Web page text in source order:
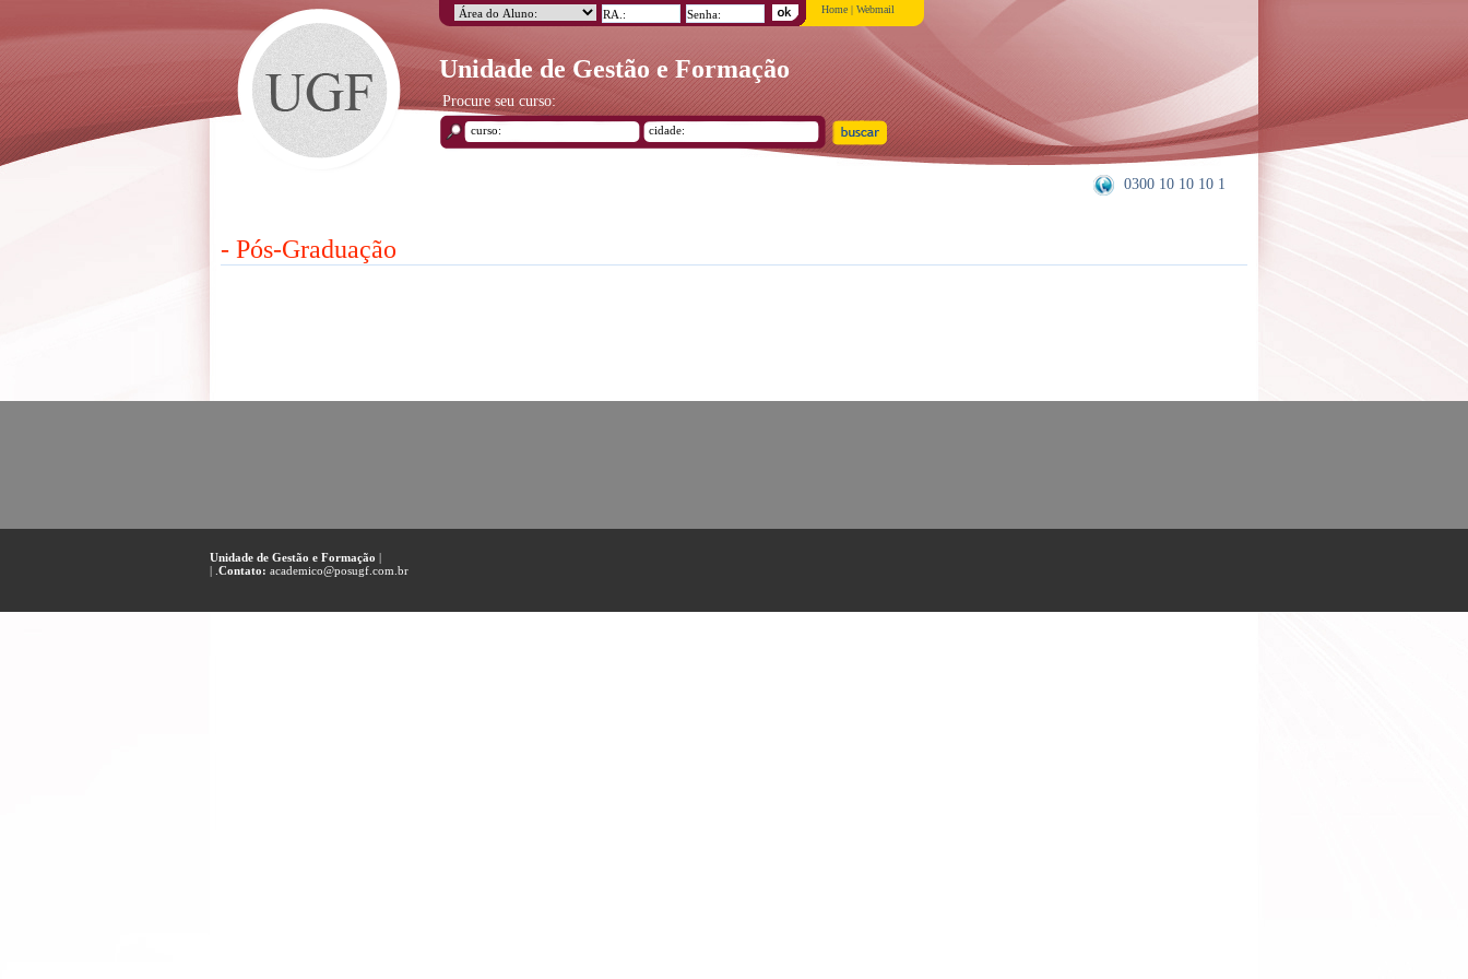
Unidade de Gestão e Formação
Home | Webmail
Procure seu curso:
0300 10 10 10 1
- Pós-Graduação
Unidade de Gestão e Formação |
| . Contato: academico@posugf.com.br